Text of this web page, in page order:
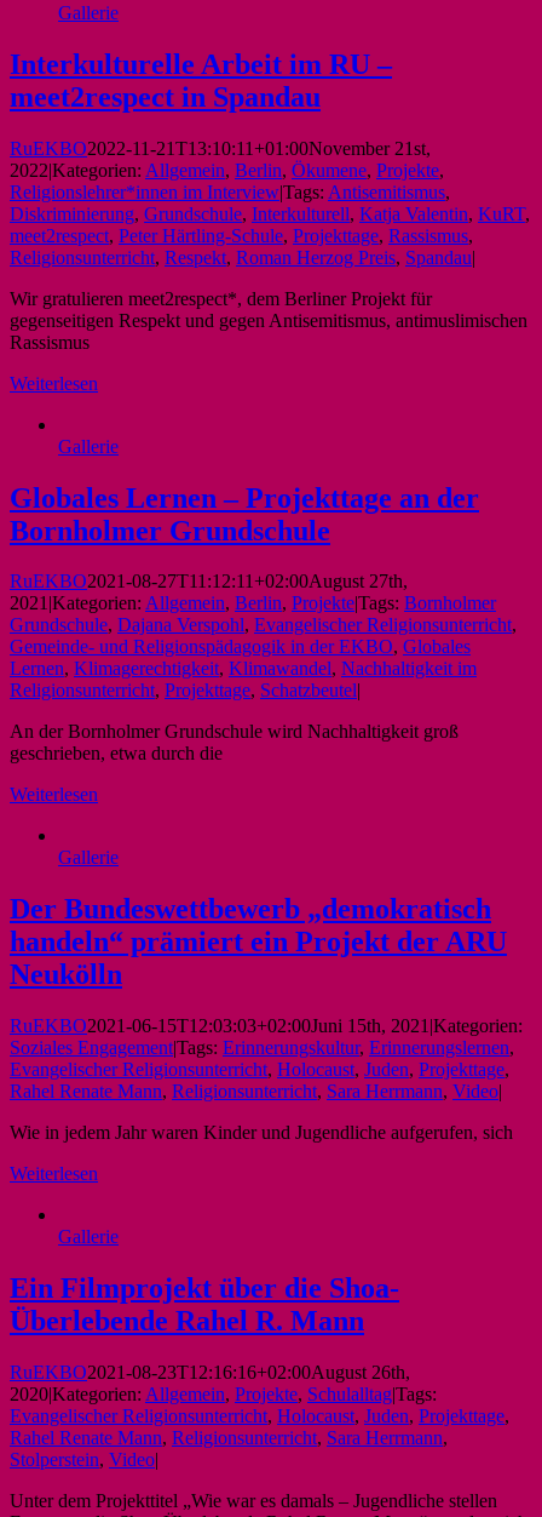
Gallerie
Interkulturelle Arbeit im RU –
meet2respect in Spandau
RuEKBO2022-11-21T13:10:11+01:00November 21st,
2022|Kategorien: Allgemein, Berlin, Ökumene, Projekte,
Religionslehrer*innen im Interview|Tags: Antisemitismus,
Diskriminierung, Grundschule, Interkulturell, Katja Valentin, KuRT,
meet2respect, Peter Härtling-Schule, Projekttage, Rassismus,
Religionsunterricht, Respekt, Roman Herzog Preis, Spandau|
Wir gratulieren meet2respect*, dem Berliner Projekt für
gegenseitigen Respekt und gegen Antisemitismus, antimuslimischen
Rassismus
Weiterlesen
Gallerie
Globales Lernen – Projekttage an der
Bornholmer Grundschule
RuEKBO2021-08-27T11:12:11+02:00August 27th,
2021|Kategorien: Allgemein, Berlin, Projekte|Tags: Bornholmer
Grundschule, Dajana Verspohl, Evangelischer Religionsunterricht,
Gemeinde- und Religionspädagogik in der EKBO, Globales
Lernen, Klimagerechtigkeit, Klimawandel, Nachhaltigkeit im
Religionsunterricht, Projekttage, Schatzbeutel|
An der Bornholmer Grundschule wird Nachhaltigkeit groß
geschrieben, etwa durch die
Weiterlesen
Gallerie
Der Bundeswettbewerb „demokratisch
handeln“ prämiert ein Projekt der ARU
Neukölln
RuEKBO2021-06-15T12:03:03+02:00Juni 15th, 2021 |Kategorien:
Soziales Engagement|Tags: Erinnerungskultur, Erinnerungslernen,
Evangelischer Religionsunterricht, Holocaust, Juden, Projekttage,
Rahel Renate Mann, Religionsunterricht, Sara Herrmann, Video|
Wie in jedem Jahr waren Kinder und Jugendliche aufgerufen, sich
Weiterlesen
Gallerie
Ein Filmprojekt über die Shoa-
Überlebende Rahel R. Mann
RuEKBO2021-08-23T12:16:16+02:00August 26th,
2020|Kategorien: Allgemein, Projekte, Schulalltag|Tags:
Evangelischer Religionsunterricht, Holocaust, Juden, Projekttage,
Rahel Renate Mann, Religionsunterricht, Sara Herrmann,
Stolperstein, Video|
Unter dem Projekttitel „Wie war es damals – Jugendliche stellen